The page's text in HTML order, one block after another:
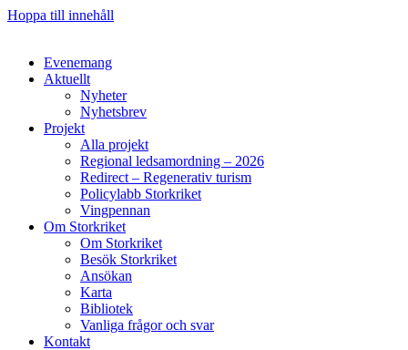
Hoppa till innehåll
Evenemang
Aktuellt
Nyheter
Nyhetsbrev
Projekt
Alla projekt
Regional ledsamordning – 2026
Redirect – Regenerativ turism
Policylabb Storkriket
Vingpennan
Om Storkriket
Om Storkriket
Besök Storkriket
Ansökan
Karta
Bibliotek
Vanliga frågor och svar
Kontakt